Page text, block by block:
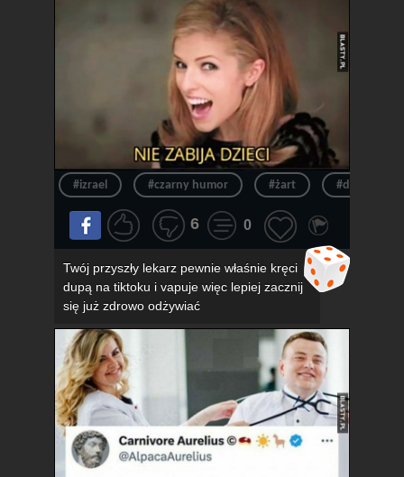
#izrael #czarny humor #żart #dowcip
6 0
Twój przyszły lekarz pewnie właśnie kręci
dupą na tiktoku i vapuje więc lepiej zacznij
się już zdrowo odżywiać